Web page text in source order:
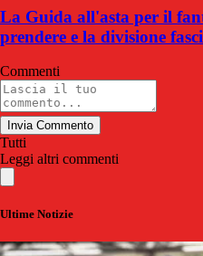
La Guida all'asta per il
prendere e la divisione
Commenti
Invia Commento
Tutti
Leggi altri commenti
Ultime Notizie